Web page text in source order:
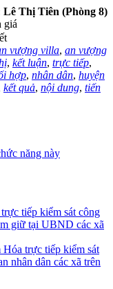
Thị Tiên (Phòng 8)
giá
vượng villa, an vượng
, kết luận, trực tiếp,
hợp, nhân dân, huyện
kết quả, nội dung, tiến
năng này
tiếp kiểm sát công
giữ tại UBND các xã
trực tiếp kiểm sát
nhân dân các xã trên